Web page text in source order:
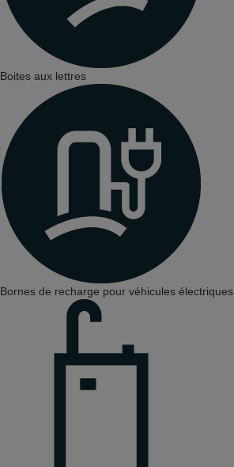
Boites aux lettres
Bornes de recharge pour véhicules électriques